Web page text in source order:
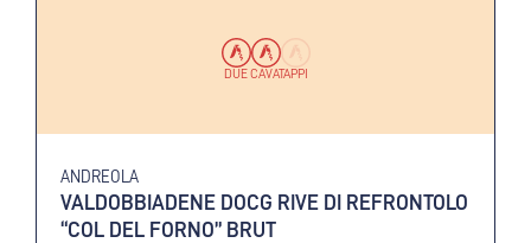
DUE CAVATAPPI
ANDREOLA
VALDOBBIADENE DOCG RIVE DI REFRONTOLO
“COL DEL FORNO” BRUT